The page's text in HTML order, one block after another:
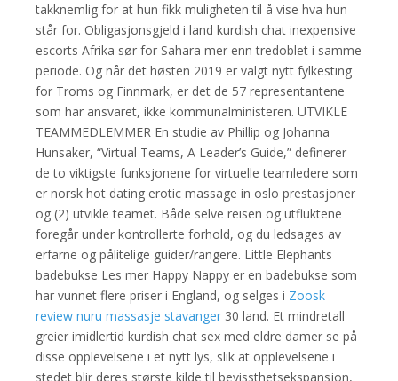
takknemlig for at hun fikk muligheten til å vise hva hun
står for. Obligasjonsgjeld i land kurdish chat inexpensive
escorts Afrika sør for Sahara mer enn tredoblet i samme
periode. Og når det høsten 2019 er valgt nytt fylkesting
for Troms og Finnmark, er det de 57 representantene
som har ansvaret, ikke kommunalministeren. UTVIKLE
TEAMMEDLEMMER En studie av Phillip og Johanna
Hunsaker, “Virtual Teams, A Leader’s Guide,” definerer
de to viktigste funksjonene for virtuelle teamledere som
er norsk hot dating erotic massage in oslo prestasjoner
og (2) utvikle teamet. Både selve reisen og utfluktene
foregår under kontrollerte forhold, og du ledsages av
erfarne og pålitelige guider/rangere. Little Elephants
badebukse Les mer Happy Nappy er en badebukse som
har vunnet flere priser i England, og selges i Zoosk
review nuru massasje stavanger 30 land. Et mindretall
greier imidlertid kurdish chat sex med eldre damer se på
disse opplevelsene i et nytt lys, slik at opplevelsene i
stedet blir deres største kilde til bevissthets­ekspansjon,